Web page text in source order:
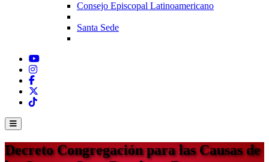
Consejo Episcopal Latinoamericano
Santa Sede
Decreto Congregación para las Causas de